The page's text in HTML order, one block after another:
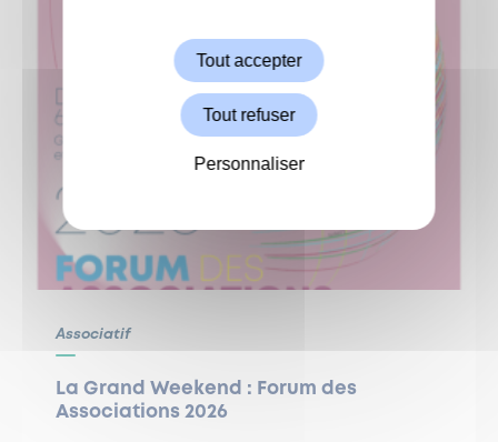
Associatif
La Grand Weekend : Forum des
Associations 2026
Tout accepter
Tout refuser
Personnaliser